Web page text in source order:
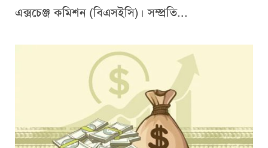
এক্সচেঞ্জ কমিশন (বিএসইসি)। সম্প্রতি...